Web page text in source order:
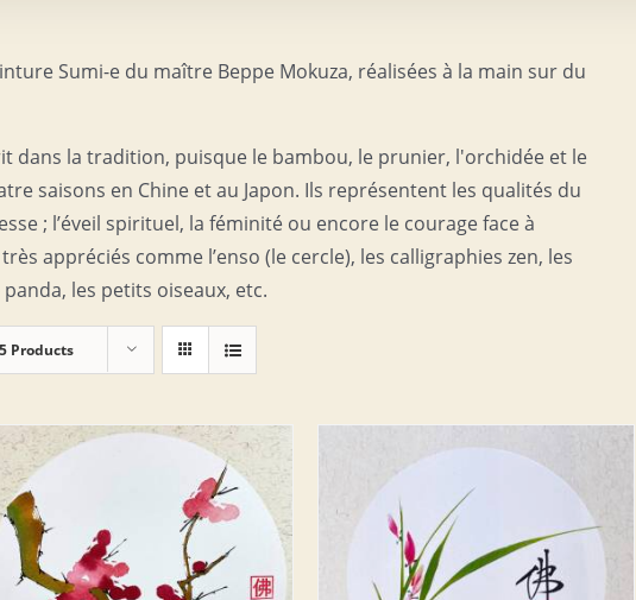
Sumi-e du maître Beppe Mokuza, réalisées à la main sur du
dans la tradition, puisque le bambou, le prunier, l'orchidée et le
saisons en Chine et au Japon. Ils représentent les qualités du
; l’éveil spirituel, la féminité ou encore le courage face à
appréciés comme l’enso (le cercle), les calligraphies zen, les
les petits oiseaux, etc.
Products
AJOUTER AU PANIER / DETAILS